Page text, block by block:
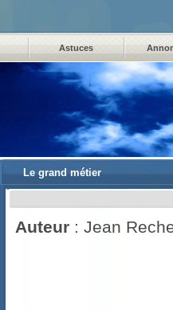
Astuces
Le grand métier
Auteur : Jean